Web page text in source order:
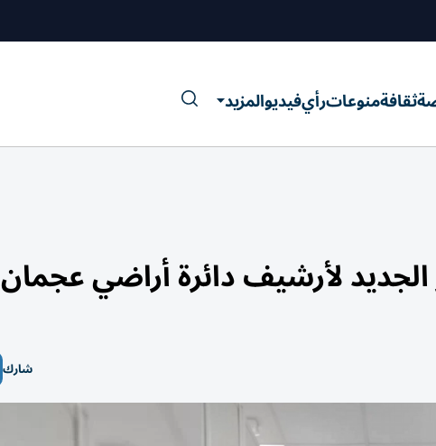
ثقافةمنوعاترأيفيديوالمزيد
الجديد لأرشيف دائرة أراضي عجمان
شارك